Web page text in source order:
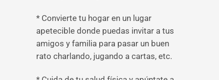
* Convierte tu hogar en un lugar
apetecible donde puedas invitar a tus
amigos y familia para pasar un buen
rato charlando, jugando a cartas, etc.